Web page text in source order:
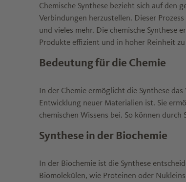
Chemische Synthese bezieht sich auf den
Verbindungen herzustellen. Dieser
und vieles mehr. Die chemische Synthese
Produkte effizient und in hoher Reinheit
Bedeutung für die Chemie
In der Chemie ermöglicht die Synthese
Entwicklung neuer Materialien ist. Sie
chemischen Wissens bei. So können
Synthese in der Biochemie
In der Biochemie ist die Synthese
Biomolekülen, wie Proteinen oder